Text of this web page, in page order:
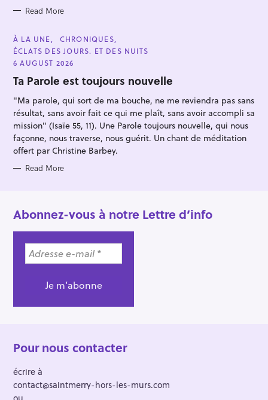
Read More
C
A
T
E
O
R
E
À LA UNE
CHRONIQUES
ÉCLATS DES JOURS. ET DES NUITS
6 AUGUST 2026
Ta Parole est toujours nouvelle
"Ma parole, qui sort de ma bouche, ne me reviendra pas sans
résultat, sans avoir fait ce qui me plaît, sans avoir accompli sa
mission" (Isaïe 55, 11). Une Parole toujours nouvelle, qui nous
façonne, nous traverse, nous guérit. Un chant de méditation
offert par Christine Barbey.
Read More
Abonnez-vous à notre Lettre d’info
Pour nous contacter
écrire à
contact@saintmerry-hors-les-murs.com
h
o
r
: